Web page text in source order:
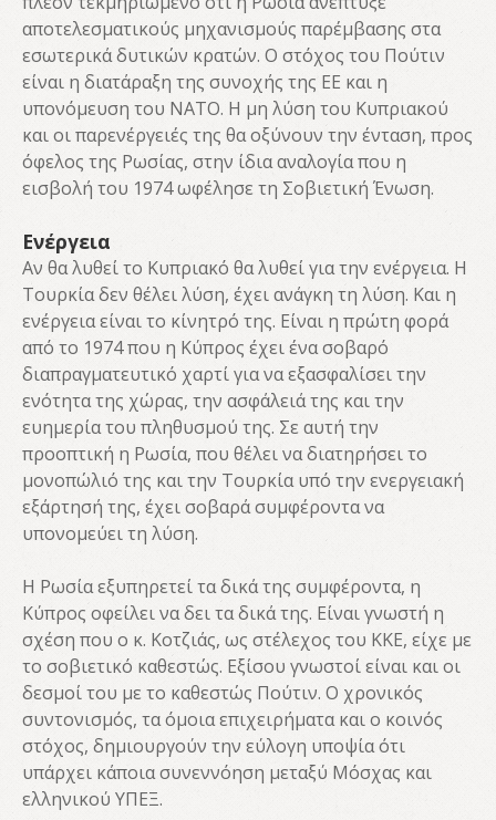
αποτελεσματικούς μηχανισμούς παρέμβασης στα
εσωτερικά δυτικών κρατών. Ο στόχος του Πούτιν
είναι η διατάραξη της συνοχής της ΕΕ και η
υπονόμευση του ΝΑΤΟ. Η μη λύση του Κυπριακού
και οι παρενέργειές της θα οξύνουν την ένταση, προς
όφελος της Ρωσίας, στην ίδια αναλογία που η
εισβολή του 1974 ωφέλησε τη Σοβιετική Ένωση.
Ενέργεια
Αν θα λυθεί το Κυπριακό θα λυθεί για την ενέργεια. Η
Τουρκία δεν θέλει λύση, έχει ανάγκη τη λύση. Και η
ενέργεια είναι το κίνητρό της. Είναι η πρώτη φορά
από το 1974 που η Κύπρος έχει ένα σοβαρό
διαπραγματευτικό χαρτί για να εξασφαλίσει την
ενότητα της χώρας, την ασφάλειά της και την
ευημερία του πληθυσμού της. Σε αυτή την
προοπτική η Ρωσία, που θέλει να διατηρήσει το
μονοπώλιό της και την Τουρκία υπό την ενεργειακή
εξάρτησή της, έχει σοβαρά συμφέροντα να
υπονομεύει τη λύση.
Η Ρωσία εξυπηρετεί τα δικά της συμφέροντα, η
Κύπρος οφείλει να δει τα δικά της. Είναι γνωστή η
σχέση που ο κ. Κοτζιάς, ως στέλεχος του ΚΚΕ, είχε με
το σοβιετικό καθεστώς. Εξίσου γνωστοί είναι και οι
δεσμοί του με το καθεστώς Πούτιν. Ο χρονικός
συντονισμός, τα όμοια επιχειρήματα και ο κοινός
στόχος, δημιουργούν την εύλογη υποψία ότι
υπάρχει κάποια συνεννόηση μεταξύ Μόσχας και
ελληνικού ΥΠΕΞ.